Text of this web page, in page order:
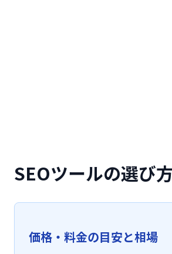
SEOツールの選び
価格・料金の目安と相場